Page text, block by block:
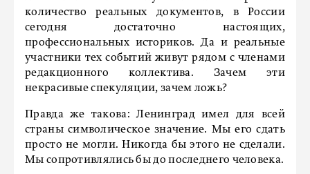
количество реальных документов, в России
сегодня достаточно настоящих,
профессиональных историков. Да и реальные
участники тех событий живут рядом с членами
редакционного коллектива. Зачем эти
некрасивые спекуляции, зачем ложь?
Правда же такова: Ленинград имел для всей
страны символичес­кое значение. Мы его сдать
просто не могли. Никогда бы этого не сделали.
Мы сопротивлялись бы до последнего человека.